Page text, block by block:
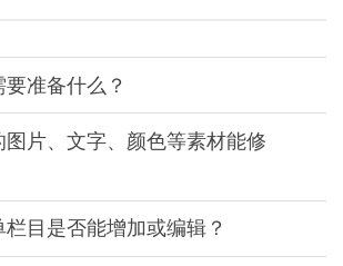
准备什么？
图片、文字、颜色等素材能修
目是否能增加或编辑？